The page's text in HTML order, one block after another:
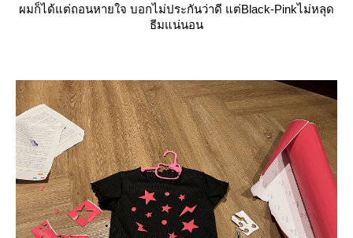
ผมก็ได้แต่ถอนหายใจ บอกไม่ประกันว่าดี แต่Black-Pinkไม่หลุด
ธีมแน่นอน